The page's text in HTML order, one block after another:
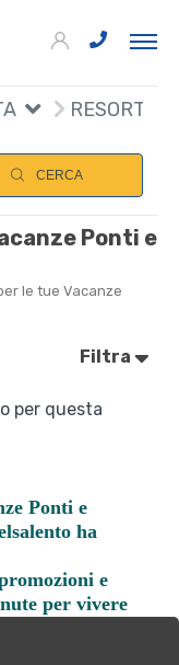
RESORT
CERCA
Ponti e
le tue Vacanze
Filtra
per questa
Ponti e
ha
e
per vivere